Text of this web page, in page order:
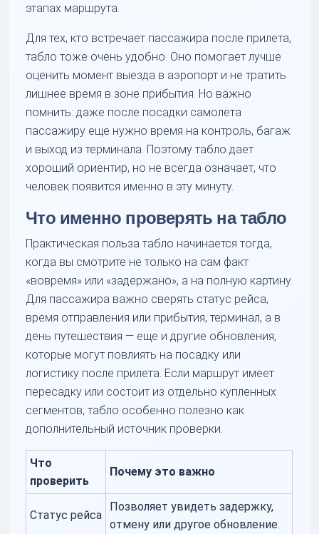
этапах маршрута.
Для тех, кто встречает пассажира после прилета,
табло тоже очень удобно. Оно помогает лучше
оценить момент выезда в аэропорт и не тратить
лишнее время в зоне прибытия. Но важно
помнить: даже после посадки самолета
пассажиру еще нужно время на контроль, багаж
и выход из терминала. Поэтому табло дает
хороший ориентир, но не всегда означает, что
человек появится именно в эту минуту.
Что именно проверять на табло
Практическая польза табло начинается тогда,
когда вы смотрите не только на сам факт
«вовремя» или «задержано», а на полную картину.
Для пассажира важно сверять статус рейса,
время отправления или прибытия, терминал, а в
день путешествия — еще и другие обновления,
которые могут повлиять на посадку или
логистику после прилета. Если маршрут имеет
пересадку или состоит из отдельно купленных
сегментов, табло особенно полезно как
дополнительный источник проверки.
Что
проверить
Почему это важно
Статус рейса
Позволяет увидеть задержку,
отмену или другое обновление.